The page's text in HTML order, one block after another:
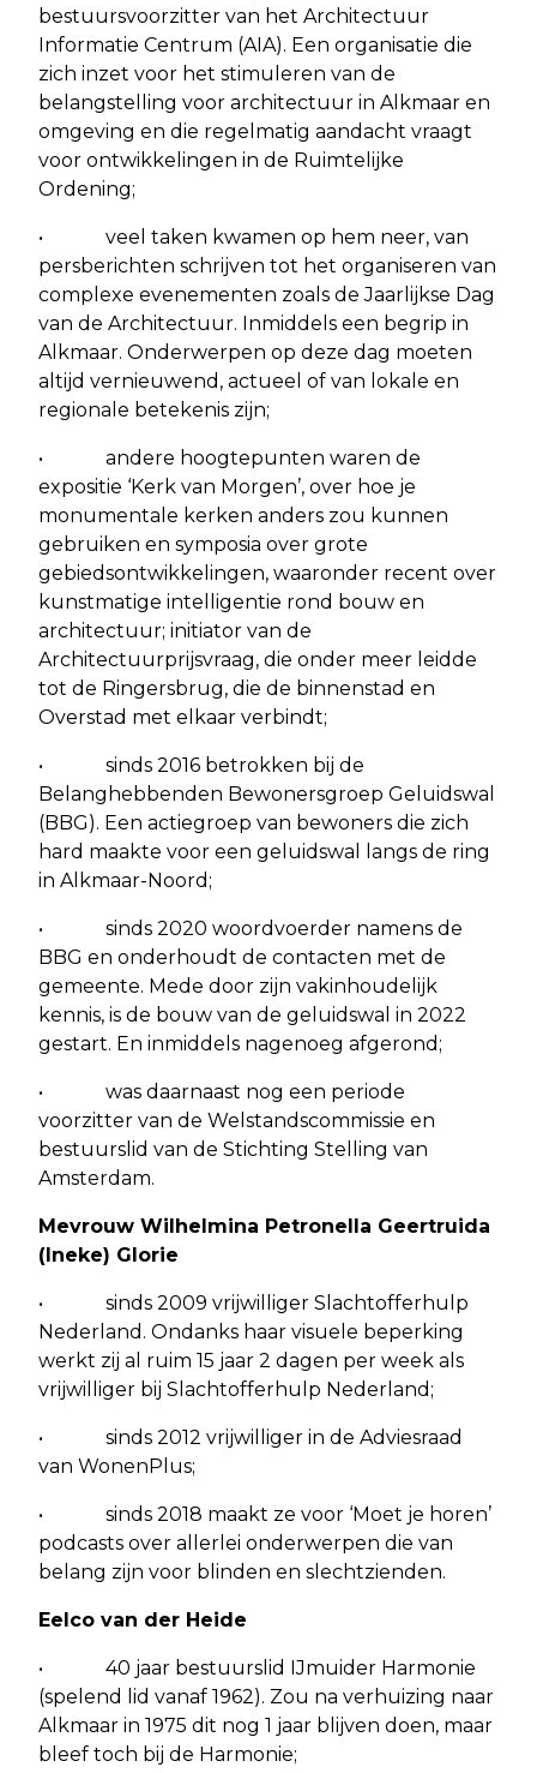
bestuursvoorzitter van het Architectuur
Informatie Centrum (AIA). Een organisatie die
zich inzet voor het stimuleren van de
belangstelling voor architectuur in Alkmaar en
omgeving en die regelmatig aandacht vraagt
voor ontwikkelingen in de Ruimtelijke
Ordening;
• veel taken kwamen op hem neer, van
persberichten schrijven tot het organiseren van
complexe evenementen zoals de Jaarlijkse Dag
van de Architectuur. Inmiddels een begrip in
Alkmaar. Onderwerpen op deze dag moeten
altijd vernieuwend, actueel of van lokale en
regionale betekenis zijn;
• andere hoogtepunten waren de
expositie ‘Kerk van Morgen’, over hoe je
monumentale kerken anders zou kunnen
gebruiken en symposia over grote
gebiedsontwikkelingen, waaronder recent over
kunstmatige intelligentie rond bouw en
architectuur; initiator van de
Architectuurprijsvraag, die onder meer leidde
tot de Ringersbrug, die de binnenstad en
Overstad met elkaar verbindt;
• sinds 2016 betrokken bij de
Belanghebbenden Bewonersgroep Geluidswal
(BBG). Een actiegroep van bewoners die zich
hard maakte voor een geluidswal langs de ring
in Alkmaar-Noord;
• sinds 2020 woordvoerder namens de
BBG en onderhoudt de contacten met de
gemeente. Mede door zijn vakinhoudelijk
kennis, is de bouw van de geluidswal in 2022
gestart. En inmiddels nagenoeg afgerond;
• was daarnaast nog een periode
voorzitter van de Welstandscommissie en
bestuurslid van de Stichting Stelling van
Amsterdam.
Mevrouw Wilhelmina Petronella Geertruida
(Ineke) Glorie
• sinds 2009 vrijwilliger Slachtofferhulp
Nederland. Ondanks haar visuele beperking
werkt zij al ruim 15 jaar 2 dagen per week als
vrijwilliger bij Slachtofferhulp Nederland;
• sinds 2012 vrijwilliger in de Adviesraad
van WonenPlus;
• sinds 2018 maakt ze voor ‘Moet je horen’
podcasts over allerlei onderwerpen die van
belang zijn voor blinden en slechtzienden.
Eelco van der Heide
• 40 jaar bestuurslid IJmuider Harmonie
(spelend lid vanaf 1962). Zou na verhuizing naar
Alkmaar in 1975 dit nog 1 jaar blijven doen, maar
bleef toch bij de Harmonie;